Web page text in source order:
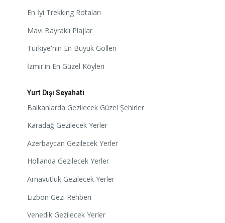
En İyi Trekking Rotaları
Mavi Bayraklı Plajlar
Türkiye'nin En Büyük Gölleri
İzmir'in En Güzel Köyleri
Yurt Dışı Seyahati
Balkanlarda Gezilecek Güzel Şehirler
Karadağ Gezilecek Yerler
Azerbaycan Gezilecek Yerler
Hollanda Gezilecek Yerler
Arnavutluk Gezilecek Yerler
Lizbon Gezi Rehberi
Venedik Gezilecek Yerler